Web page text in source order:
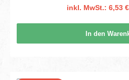
inkl. MwSt.: 6,53
In den